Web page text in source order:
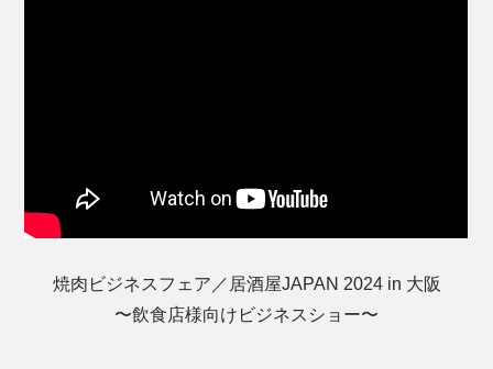
焼肉ビジネスフェア／居酒屋JAPAN 2024 in 大阪
〜飲食店様向けビジネスショー〜